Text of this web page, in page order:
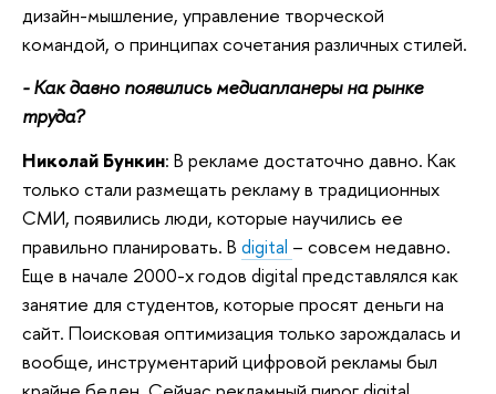
дизайн-мышление, управление творческой
командой, о принципах сочетания различных стилей.
- Как давно появились медиапланеры на рынке
труда?
Николай Бункин: В рекламе достаточно давно. Как
только стали размещать рекламу в традиционных
СМИ, появились люди, которые научились ее
правильно планировать. В digital – совсем недавно.
Еще в начале 2000-х годов digital представлялся как
занятие для студентов, которые просят деньги на
сайт. Поисковая оптимизация только зарождалась и
вообще, инструментарий цифровой рекламы был